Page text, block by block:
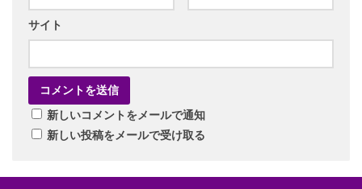
サイト
新しいコメントをメールで通知
新しい投稿をメールで受け取る